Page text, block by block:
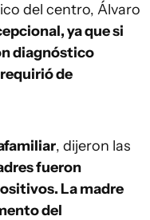
del centro, Álvaro
ya que si
diagnóstico
de
, dijeron las
fueron
La madre
del